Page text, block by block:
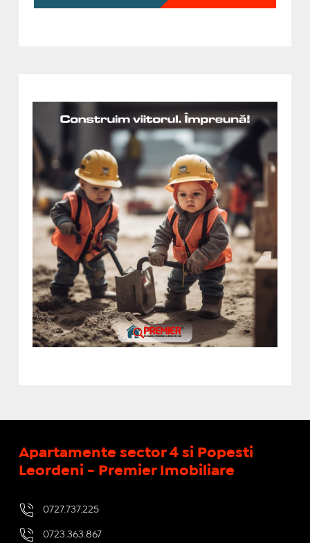
Apartamente sector 4 si Popesti
Leordeni - Premier Imobiliare
0727.737.225
0723.363.867